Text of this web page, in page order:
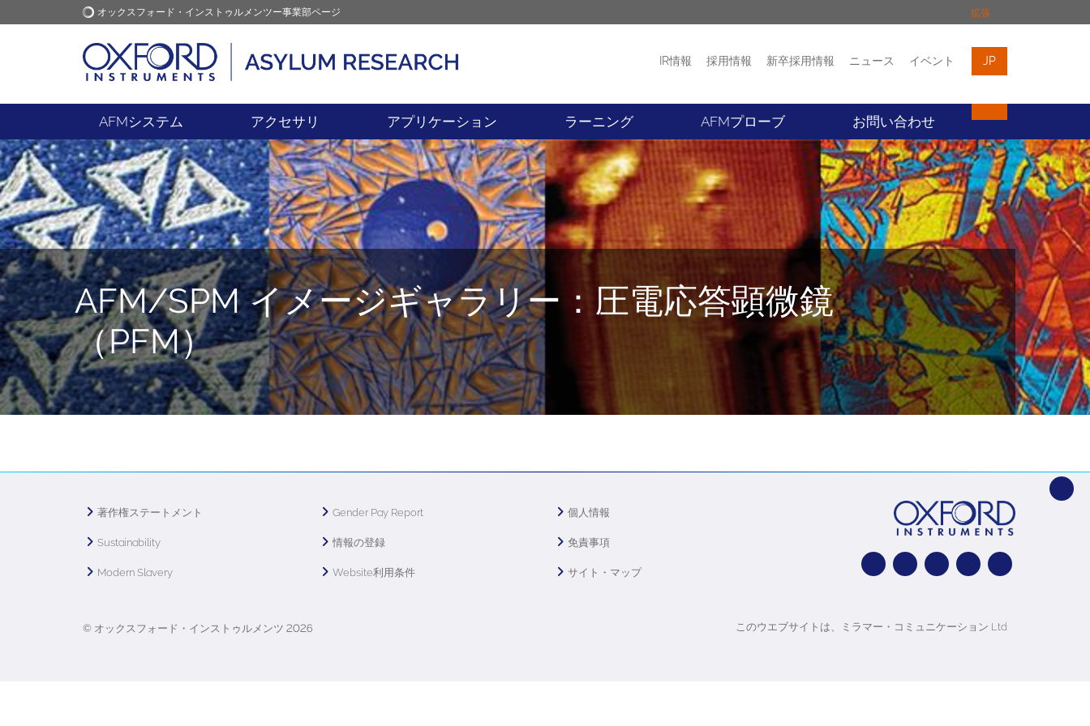
オックスフォード・インストゥルメンツー事業部ページ 拡張
オックスフォード・インス
トゥルメンツ
アプリケーション プロダクト イベント お問い合わせ
IR情報 採用情報 新卒採用情報 ニュース イベント JP
AFMシステム アクセサリ アプリケーション ラーニング AFMプローブ お問い合わせ
AFM/SPM イメージギャラリー：圧電応答顕微鏡
（PFM）
著作権ステートメント
Sustainability
Modern Slavery
Gender Pay Report
情報の登録
Website利用条件
個人情報
免責事項
サイト・マップ
© オックスフォード・インストゥルメンツ 2026 このウエブサイトは、ミラマー・コミュニケーション Ltd